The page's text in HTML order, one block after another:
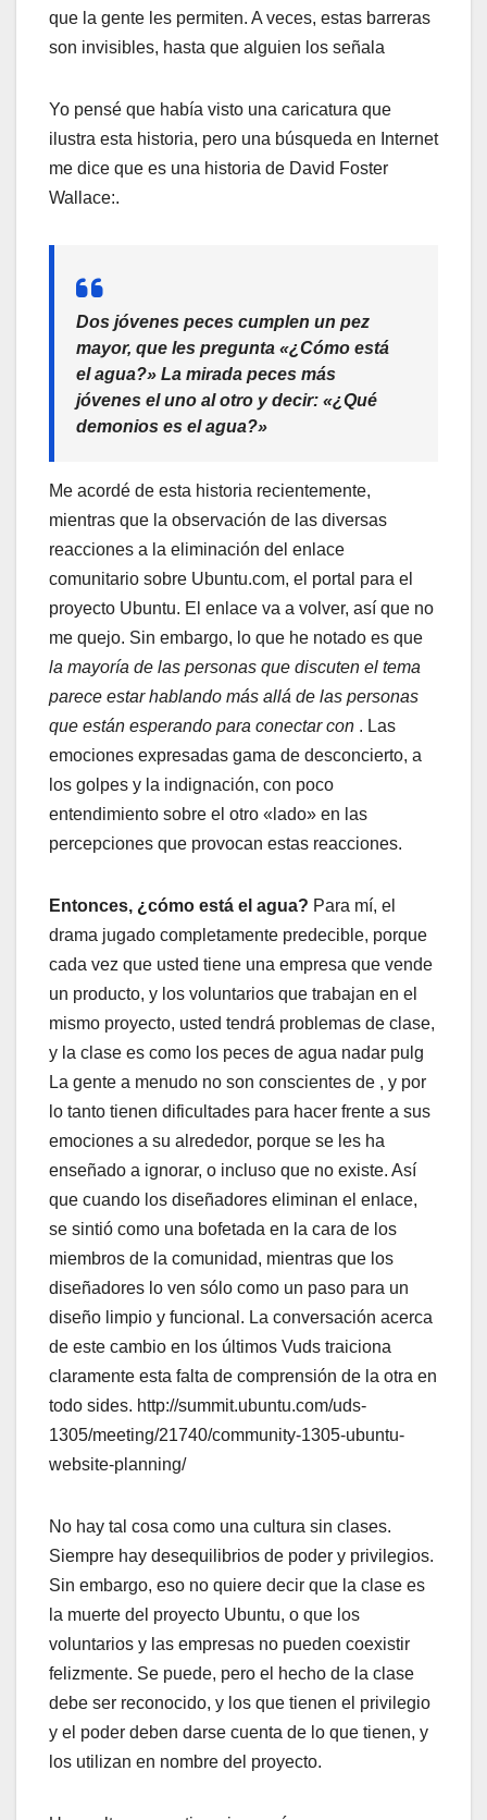
que la gente les permiten. A veces, estas barreras
son invisibles, hasta que alguien los señala
Yo pensé que había visto una caricatura que
ilustra esta historia, pero una búsqueda en Internet
me dice que es una historia de David Foster
Wallace:.
Dos jóvenes peces cumplen un pez
mayor, que les pregunta «¿Cómo está
el agua?» La mirada peces más
jóvenes el uno al otro y decir: «¿Qué
demonios es el agua?»
Me acordé de esta historia recientemente,
mientras que la observación de las diversas
reacciones a la eliminación del enlace
comunitario sobre Ubuntu.com, el portal para el
proyecto Ubuntu. El enlace va a volver, así que no
me quejo. Sin embargo, lo que he notado es que
la mayoría de las personas que discuten el tema
parece estar hablando más allá de las personas
que están esperando para conectar con . Las
emociones expresadas gama de desconcierto, a
los golpes y la indignación, con poco
entendimiento sobre el otro «lado» en las
percepciones que provocan estas reacciones.
Entonces, ¿cómo está el agua? Para mí, el
drama jugado completamente predecible, porque
cada vez que usted tiene una empresa que vende
un producto, y los voluntarios que trabajan en el
mismo proyecto, usted tendrá problemas de clase,
y la clase es como los peces de agua nadar pulg
La gente a menudo no son conscientes de , y por
lo tanto tienen dificultades para hacer frente a sus
emociones a su alrededor, porque se les ha
enseñado a ignorar, o incluso que no existe. Así
que cuando los diseñadores eliminan el enlace,
se sintió como una bofetada en la cara de los
miembros de la comunidad, mientras que los
diseñadores lo ven sólo como un paso para un
diseño limpio y funcional. La conversación acerca
de este cambio en los últimos Vuds traiciona
claramente esta falta de comprensión de la otra en
todo sides. http://summit.ubuntu.com/uds-
1305/meeting/21740/community-1305-ubuntu-
website-planning/
No hay tal cosa como una cultura sin clases.
Siempre hay desequilibrios de poder y privilegios.
Sin embargo, eso no quiere decir que la clase es
la muerte del proyecto Ubuntu, o que los
voluntarios y las empresas no pueden coexistir
felizmente. Se puede, pero el hecho de la clase
debe ser reconocido, y los que tienen el privilegio
y el poder deben darse cuenta de lo que tienen, y
los utilizan en nombre del proyecto.